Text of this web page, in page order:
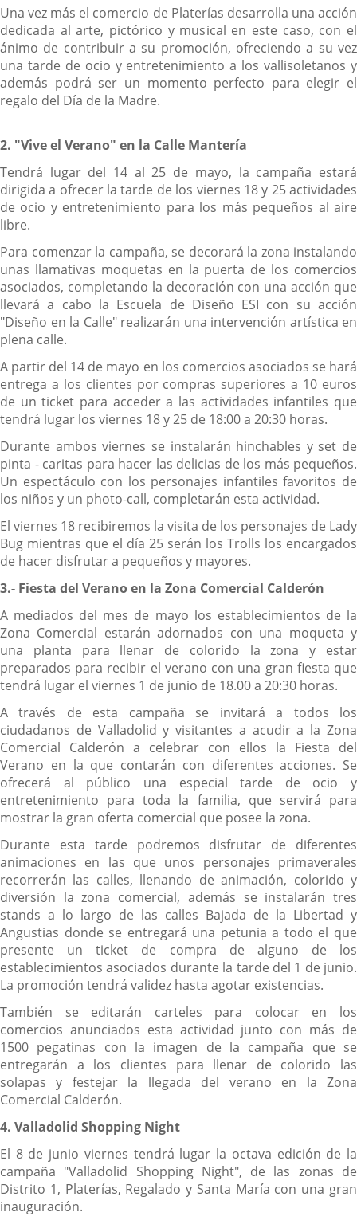
Una vez más el comercio de Platerías desarrolla una acción
dedicada al arte, pictórico y musical en este caso, con el
ánimo de contribuir a su promoción, ofreciendo a su vez
una tarde de ocio y entretenimiento a los vallisoletanos y
además podrá ser un momento perfecto para elegir el
regalo del Día de la Madre.
2. "Vive el Verano" en la Calle Mantería
Tendrá lugar del 14 al 25 de mayo, la campaña estará
dirigida a ofrecer la tarde de los viernes 18 y 25 actividades
de ocio y entretenimiento para los más pequeños al aire
libre.
Para comenzar la campaña, se decorará la zona instalando
unas llamativas moquetas en la puerta de los comercios
asociados, completando la decoración con una acción que
llevará a cabo la Escuela de Diseño ESI con su acción
"Diseño en la Calle" realizarán una intervención artística en
plena calle.
A partir del 14 de mayo en los comercios asociados se hará
entrega a los clientes por compras superiores a 10 euros
de un ticket para acceder a las actividades infantiles que
tendrá lugar los viernes 18 y 25 de 18:00 a 20:30 horas.
Durante ambos viernes se instalarán hinchables y set de
pinta - caritas para hacer las delicias de los más pequeños.
Un espectáculo con los personajes infantiles favoritos de
los niños y un photo-call, completarán esta actividad.
El viernes 18 recibiremos la visita de los personajes de Lady
Bug mientras que el día 25 serán los Trolls los encargados
de hacer disfrutar a pequeños y mayores.
3.- Fiesta del Verano en la Zona Comercial Calderón
A mediados del mes de mayo los establecimientos de la
Zona Comercial estarán adornados con una moqueta y
una planta para llenar de colorido la zona y estar
preparados para recibir el verano con una gran fiesta que
tendrá lugar el viernes 1 de junio de 18.00 a 20:30 horas.
A través de esta campaña se invitará a todos los
ciudadanos de Valladolid y visitantes a acudir a la Zona
Comercial Calderón a celebrar con ellos la Fiesta del
Verano en la que contarán con diferentes acciones. Se
ofrecerá al público una especial tarde de ocio y
entretenimiento para toda la familia, que servirá para
mostrar la gran oferta comercial que posee la zona.
Durante esta tarde podremos disfrutar de diferentes
animaciones en las que unos personajes primaverales
recorrerán las calles, llenando de animación, colorido y
diversión la zona comercial, además se instalarán tres
stands a lo largo de las calles Bajada de la Libertad y
Angustias donde se entregará una petunia a todo el que
presente un ticket de compra de alguno de los
establecimientos asociados durante la tarde del 1 de junio.
La promoción tendrá validez hasta agotar existencias.
También se editarán carteles para colocar en los
comercios anunciados esta actividad junto con más de
1500 pegatinas con la imagen de la campaña que se
entregarán a los clientes para llenar de colorido las
solapas y festejar la llegada del verano en la Zona
Comercial Calderón.
4. Valladolid Shopping Night
El 8 de junio viernes tendrá lugar la octava edición de la
campaña "Valladolid Shopping Night", de las zonas de
Distrito 1, Platerías, Regalado y Santa María con una gran
inauguración.